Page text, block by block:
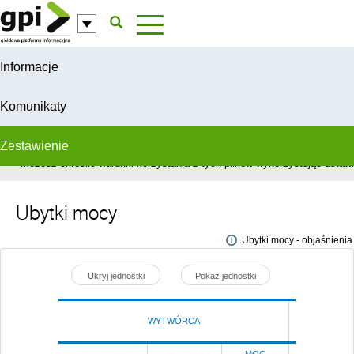
Przejdź do komentarzy
Informacje
Komunikaty
Zestawienie
W celu świadczenia usług na najwyższym poziomie, serwis GPI
Możesz określić warunki korzystania z tych plików wykorzystując
Ubytki mocy
Ubytki mocy - objaśnienia
Ukryj jednostki Pokaż jednostki
WYTWÓRCA